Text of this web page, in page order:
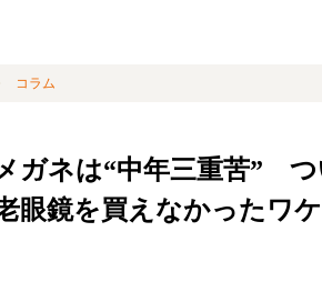
コラム
ガネは“中年三重苦”
眼鏡を買えなかったワケ